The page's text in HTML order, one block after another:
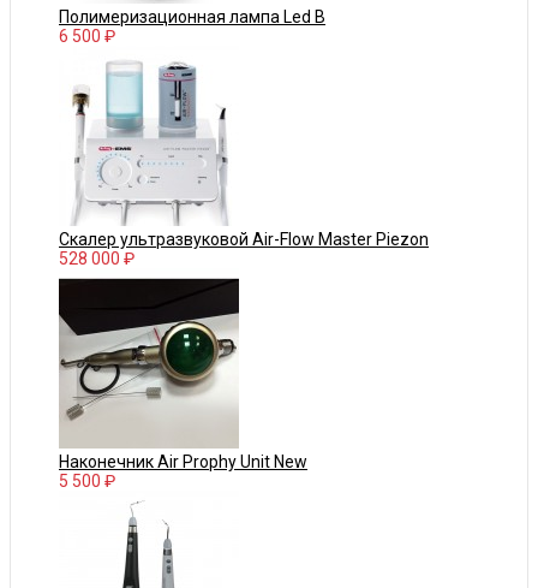
Полимеризационная лампа Led B
6 500 ₽
Скалер ультразвуковой Air-Flow Master Piezon
528 000 ₽
Наконечник Air Prophy Unit New
5 500 ₽